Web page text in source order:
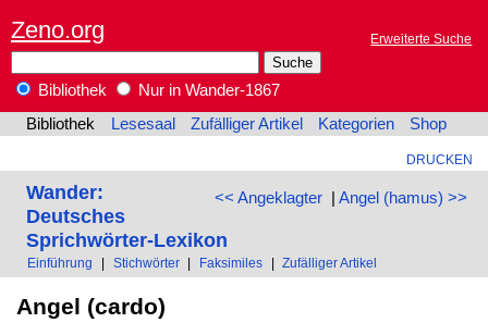
Zeno.org Erweiterte Suche
Bibliothek
Nur in Wander-1867
Bibliothek
Lesesaal Zufälliger Artikel Kategorien Shop
DRUCKEN
<< Angeklagter| Angel (hamus) >>
Wander:
Deutsches
Sprichwörter-Lexikon
Einführung Stichwörter Faksimiles Zufälliger Artikel
Angel (cardo)